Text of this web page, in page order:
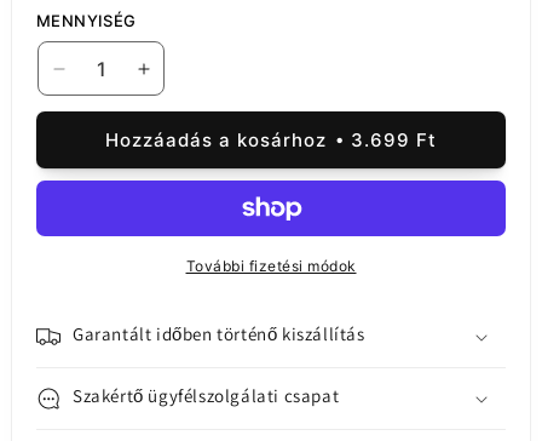
MENNYISÉG
kijelző
kompatibilis
az
Reno8
csökkentése
MP
kijelző
kompatibilis
az
Reno8
növelése
Hozzáadás a kosárhoz 3.699 Ft
További fizetési módok
Garantált időben történő kiszállítás
Szakértő ügyfélszolgálati csapat